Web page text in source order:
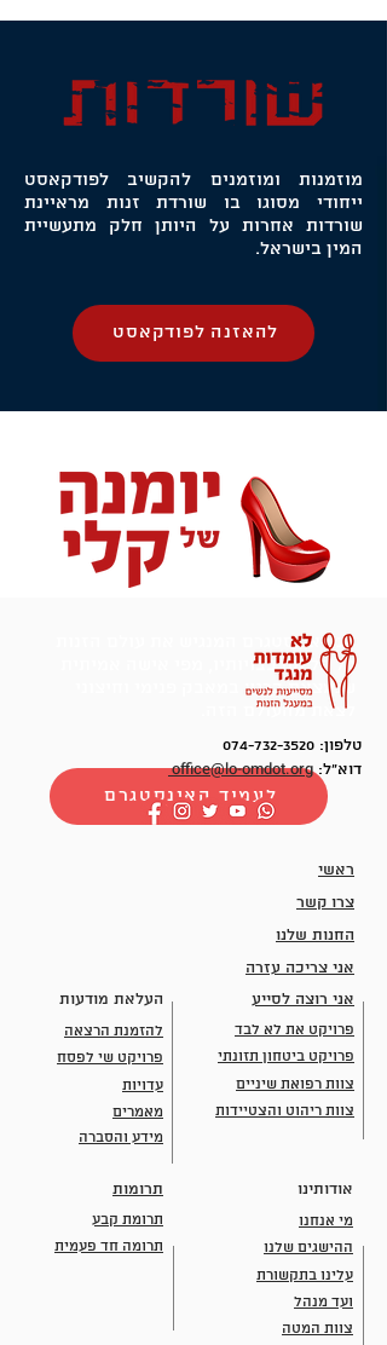
מוזמנות ומוזמנים להקשיב לפודקאסט
ייחודי מסוגו בו שורדת זנות מראיינת
שורדות אחרות על היותן חלק מתעשיית
המין בישראל.
להאזנה לפודקאסט
יומן אינסטגרם המנגיש את עולם הזנות
על כל מורכבויותיו, מפי אישה אמיתית
שנמצאת כרגע במאבק פנימי וחיצוני
לצאת מהעולם הזה.
לעמוד האינסטגרם
טלפון: 074-732-3520
דוא"ל:office@lo-omdot.org
ראשי
צרו קשר
החנות שלנו
אני צריכה עזרה
העלאת מודעות
להזמנת הרצאה
פרויקט שי לפסח
עדויות
מאמרים
מידע והסברה
אני רוצה לסייע
פרויקט את לא לבד
פרויקט ביטחון תזונתי
צוות רפואת שיניים
צוות ריהוט והצטיידות
תרומות
תרומת קבע
תרומה חד פעמית
אודותינו
מי אנחנו
ההישגים שלנו
עלינו בתקשורת
ועד מנהל
צוות המטה